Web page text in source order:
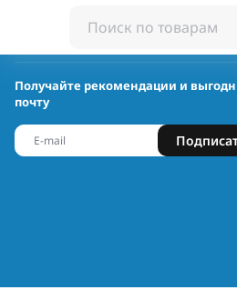
Получайте рекомендации и
почту